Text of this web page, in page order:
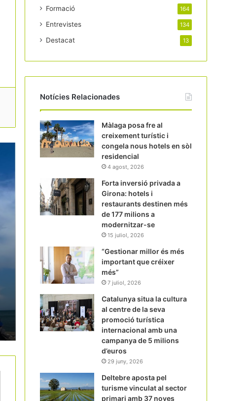
Formació 164
Entrevistes 134
Destacat 13
Notícies Relacionades
Màlaga posa fre al
creixement turístic i
congela nous hotels en sòl
residencial
4 agost, 2026
Forta inversió privada a
Girona: hotels i
restaurants destinen més
de 177 milions a
modernitzar-se
15 juliol, 2026
“Gestionar millor és més
important que créixer
més”
7 juliol, 2026
Catalunya situa la cultura
al centre de la seva
promoció turística
internacional amb una
campanya de 5 milions
d’euros
29 juny, 2026
Deltebre aposta pel
turisme vinculat al sector
primari amb 37 noves